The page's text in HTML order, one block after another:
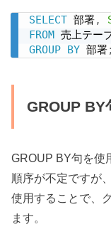
SELECT 部署,
FROM
GROUP
BY 部署;
GROUP BY
GROUP BY句を使
順序が不定ですが
使用することで、
ます。